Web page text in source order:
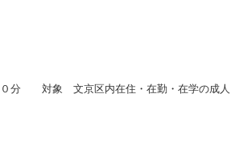
０分 対象 文京区内在住・在勤・在学の成人